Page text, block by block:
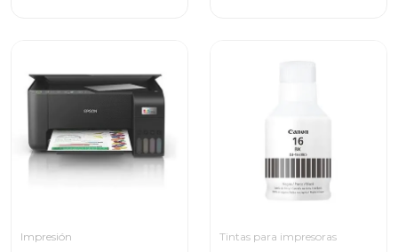
Impresión Tintas para impresoras